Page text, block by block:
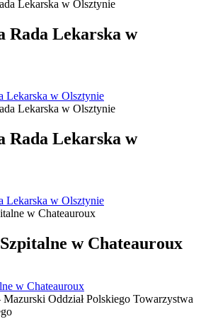
Rada Lekarska w
Lekarska w Olsztynie
Rada Lekarska w
Lekarska w Olsztynie
w Chateauroux
w Chateauroux